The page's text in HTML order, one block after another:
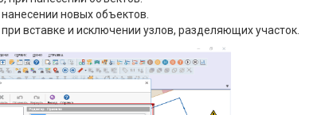
новых объектов.
вставке и исключении узлов, разделяющих участок.